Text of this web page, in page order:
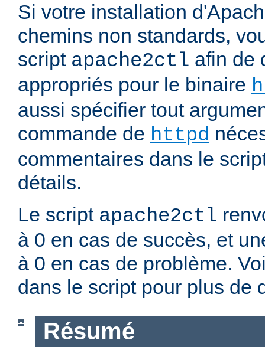
Si votre installation
chemins non standards,
script apache2ctl afin de
appropriés pour le binaire
aussi spécifier tout
commande de httpd
commentaires dans le
détails.
Le script apache2ctl
à 0 en cas de succès, et
à 0 en cas de problème.
dans le script pour plus de
Résumé